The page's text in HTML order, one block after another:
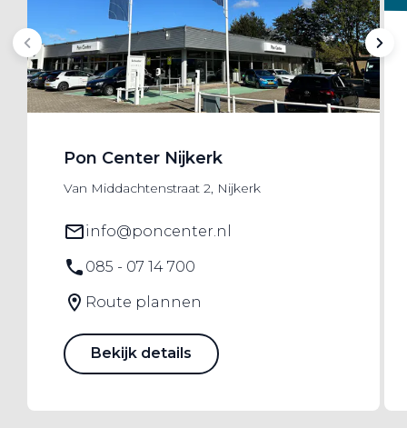
Pon Center Nijkerk
Van Middachtenstraat 2, Nijkerk
info@poncenter.nl
085 - 07 14 700
Route plannen
Bekijk details